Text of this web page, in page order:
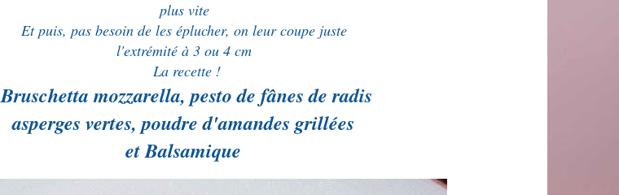
plus vite
Et puis, pas besoin de les éplucher, on leur coupe juste
l'extrémité à 3 ou 4 cm
La recette !
Bruschetta mozzarella, pesto de fânes de radis
asperges vertes, poudre d'amandes grillées
et Balsamique